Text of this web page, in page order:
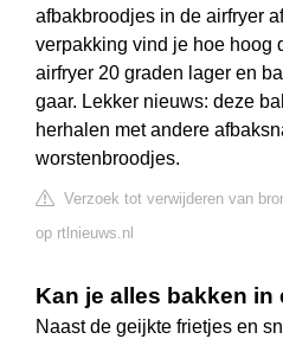
afbakbroodjes in de airfryer
verpakking vind je hoe hoog
airfryer 20 graden lager en
gaar. Lekker nieuws: deze
herhalen met andere
worstenbroodjes.
Verzoek tot verwijderen van
op rtlnieuws.nl
Kan je alles bakken in
Naast de geijkte frietjes en